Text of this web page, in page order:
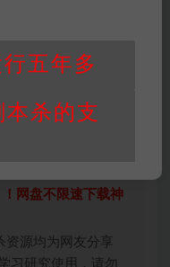
网盘不限速下载神
资源均为网友分享
习研究使用，请勿
五年多
杀的支